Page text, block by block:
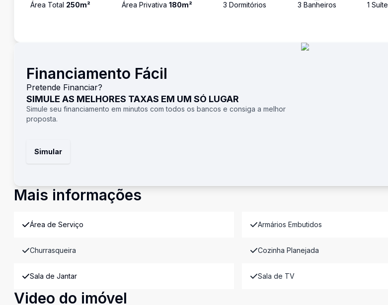
Área Total 250m² Área Privativa 180m² 3 Dormitórios 3 Banheiros 1 Suíte
Financiamento Fácil
Pretende Financiar?
SIMULE AS MELHORES TAXAS EM UM SÓ LUGAR
Simule seu financiamento em minutos com todos os bancos e consiga a melhor
proposta.
Simular
Mais informações
Área de Serviço Armários Embutidos
Churrasqueira Cozinha Planejada
Sala de Jantar Sala de TV
Video do imóvel